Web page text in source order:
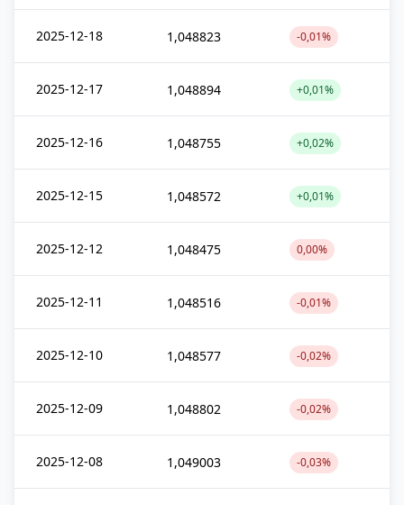
2025-12-18 1,048823 -0,01%
2025-12-17 1,048894 +0,01%
2025-12-16 1,048755 +0,02%
2025-12-15 1,048572 +0,01%
2025-12-12 1,048475 0,00%
2025-12-11 1,048516 -0,01%
2025-12-10 1,048577 -0,02%
2025-12-09 1,048802 -0,02%
2025-12-08 1,049003 -0,03%